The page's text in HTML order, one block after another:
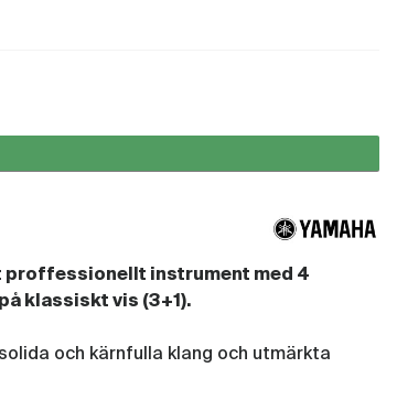
YEP-621S
i lager
proffessionellt instrument med 4
klassiskt vis (3+1).
och kärnfulla klang och utmärkta